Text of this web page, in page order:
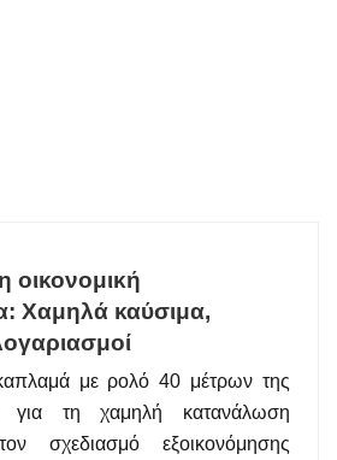
και έξυπνη προσαρμογή για να
οικονομική
Χαμηλά καύσιμα,
με ρολό 40 μέτρων της
για τη χαμηλή κατανάλωση
σχεδιασμό εξοικονόμησης